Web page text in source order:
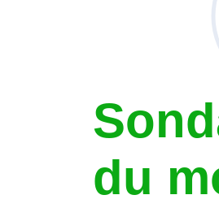
du